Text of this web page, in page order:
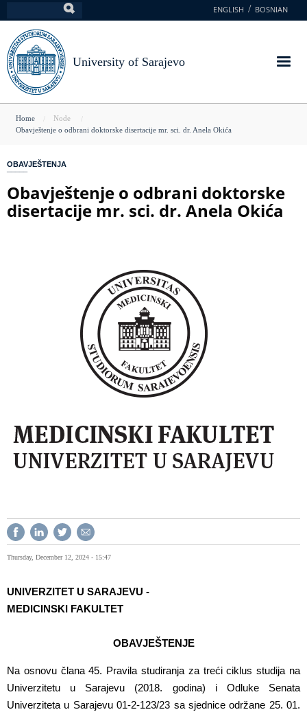
to
main
content
ENGLISH BOSNIAN
University of Sarajevo
You
here
Home
Node
Obavještenje o odbrani doktorske disertacije mr. sci. dr. Anela Okića
OBAVJEŠTENJA
Obavještenje o odbrani doktorske
disertacije mr. sci. dr. Anela Okića
Thursday, December 12, 2024 - 15:47
UNIVERZITET U SARAJEVU -
MEDICINSKI FAKULTET
OBAVJEŠTENJE
Na osnovu člana 45. Pravila studiranja za treći ciklus studija na
Univerzitetu u Sarajevu (2018. godina) i Odluke Senata
Univerziteta u Sarajevu 01-2-123/23 sa sjednice održane 25. 01.